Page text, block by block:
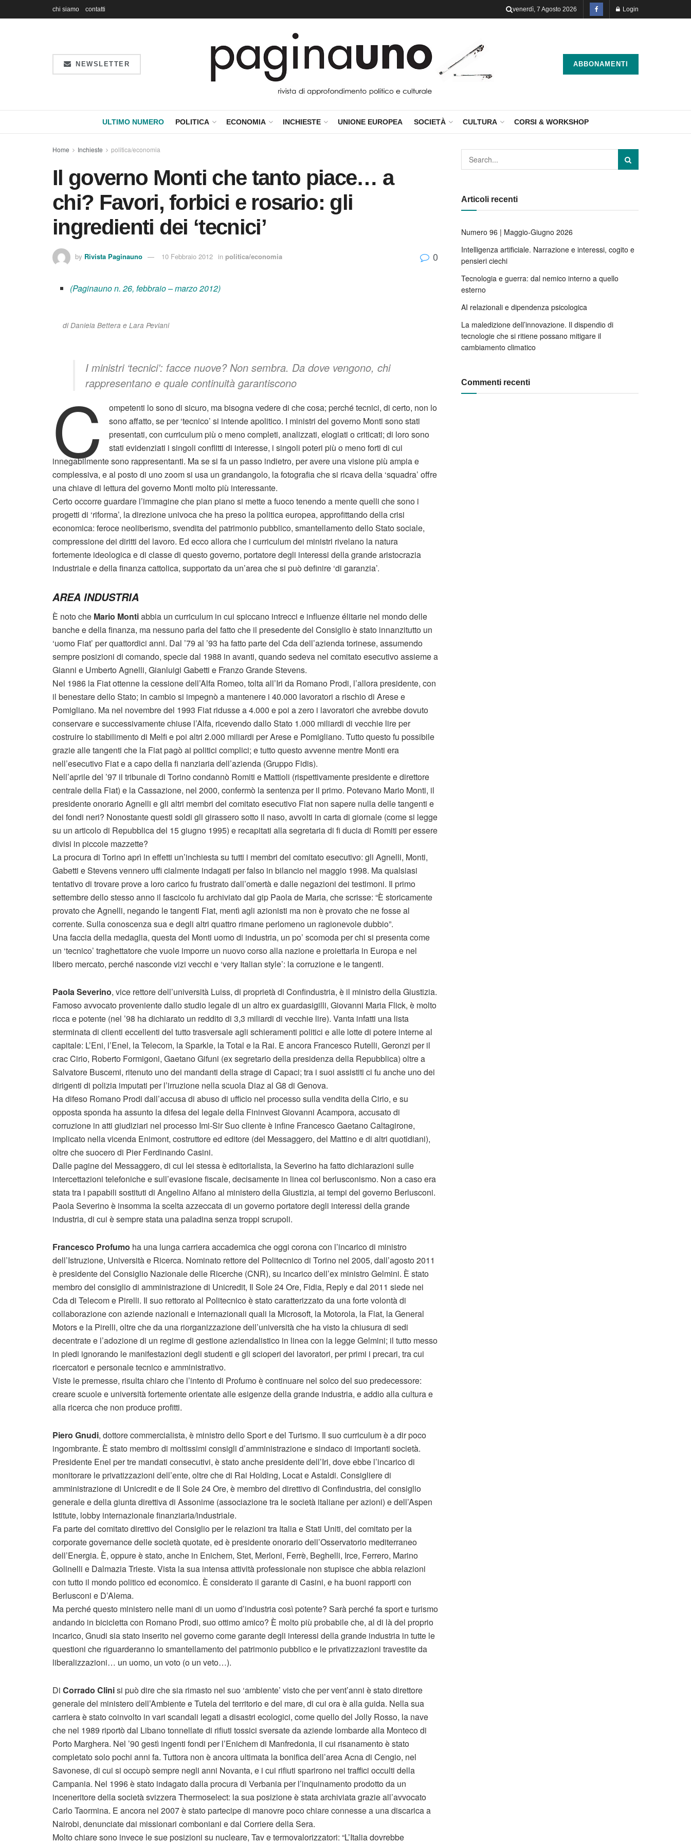
chi siamo contatti venerdì, 7 Agosto 2026 Login
NEWSLETTER ABBONAMENTI
ULTIMO NUMERO POLITICA ECONOMIA INCHIESTE UNIONE EUROPEA SOCIETÀ CULTURA CORSI & WORKSHOP
Home Inchieste politica/economia
Il governo Monti che tanto piace… a
chi? Favori, forbici e rosario: gli
ingredienti dei ‘tecnici’
by Rivista Paginauno 10 Febbraio 2012 in politica/economia 0
(Paginauno n. 26, febbraio – marzo 2012)
di Daniela Bettera e Lara Peviani
I ministri ‘tecnici’: facce nuove? Non sembra. Da dove vengono, chi
rappresentano e quale continuità garantiscono
C
ompetenti lo sono di sicuro, ma bisogna vedere di che cosa; perché tecnici, di certo, non lo
sono affatto, se per ‘tecnico’ si intende apolitico. I ministri del governo Monti sono stati
presentati, con curriculum più o meno completi, analizzati, elogiati o criticati; di loro sono
stati evidenziati i singoli conflitti di interesse, i singoli poteri più o meno forti di cui
innegabilmente sono rappresentanti. Ma se si fa un passo indietro, per avere una visione più ampia e
complessiva, e al posto di uno zoom si usa un grandangolo, la fotografia che si ricava della ‘squadra’ offre
una chiave di lettura del governo Monti molto più interessante.
Certo occorre guardare l’immagine che pian piano si mette a fuoco tenendo a mente quelli che sono i
progetti di ‘riforma’, la direzione univoca che ha preso la politica europea, approfittando della crisi
economica: feroce neoliberismo, svendita del patrimonio pubblico, smantellamento dello Stato sociale,
compressione dei diritti del lavoro. Ed ecco allora che i curriculum dei ministri rivelano la natura
fortemente ideologica e di classe di questo governo, portatore degli interessi della grande aristocrazia
industriale e della finanza cattolica, supportato da un’area che si può definire ‘di garanzia’.
AREA INDUSTRIA
È noto che Mario Montiabbia un curriculum in cui spiccano intrecci e influenze élitarie nel mondo delle
banche e della finanza, ma nessuno parla del fatto che il presedente del Consiglio è stato innanzitutto un
‘uomo Fiat’ per quattordici anni. Dal ’79 al ’93 ha fatto parte del Cda dell’azienda torinese, assumendo
sempre posizioni di comando, specie dal 1988 in avanti, quando sedeva nel comitato esecutivo assieme a
Gianni e Umberto Agnelli, Gianluigi Gabetti e Franzo Grande Stevens.
Nel 1986 la Fiat ottenne la cessione dell’Alfa Romeo, tolta all’Iri da Romano Prodi, l’allora presidente, con
il benestare dello Stato; in cambio si impegnò a mantenere i 40.000 lavoratori a rischio di Arese e
Pomigliano. Ma nel novembre del 1993 Fiat ridusse a 4.000 e poi a zero i lavoratori che avrebbe dovuto
conservare e successivamente chiuse l’Alfa, ricevendo dallo Stato 1.000 miliardi di vecchie lire per
costruire lo stabilimento di Melfi e poi altri 2.000 miliardi per Arese e Pomigliano. Tutto questo fu possibile
grazie alle tangenti che la Fiat pagò ai politici complici; e tutto questo avvenne mentre Monti era
nell’esecutivo Fiat e a capo della fi nanziaria dell’azienda (Gruppo Fidis).
Nell’aprile del ’97 il tribunale di Torino condannò Romiti e Mattioli (rispettivamente presidente e direttore
centrale della Fiat) e la Cassazione, nel 2000, confermò la sentenza per il primo. Potevano Mario Monti, il
presidente onorario Agnelli e gli altri membri del comitato esecutivo Fiat non sapere nulla delle tangenti e
dei fondi neri? Nonostante questi soldi gli girassero sotto il naso, avvolti in carta di giornale (come si legge
su un articolo di Repubblica del 15 giugno 1995) e recapitati alla segretaria di fi ducia di Romiti per essere
divisi in piccole mazzette?
La procura di Torino aprì in effetti un’inchiesta su tutti i membri del comitato esecutivo: gli Agnelli, Monti,
Gabetti e Stevens vennero uffi cialmente indagati per falso in bilancio nel maggio 1998. Ma qualsiasi
tentativo di trovare prove a loro carico fu frustrato dall’omertà e dalle negazioni dei testimoni. Il primo
settembre dello stesso anno il fascicolo fu archiviato dal gip Paola de Maria, che scrisse: “È storicamente
provato che Agnelli, negando le tangenti Fiat, mentì agli azionisti ma non è provato che ne fosse al
corrente. Sulla conoscenza sua e degli altri quattro rimane perlomeno un ragionevole dubbio”.
Una faccia della medaglia, questa del Monti uomo di industria, un po’ scomoda per chi si presenta come
un ‘tecnico’ traghettatore che vuole imporre un nuovo corso alla nazione e proiettarla in Europa e nel
libero mercato, perché nasconde vizi vecchi e ‘very Italian style’: la corruzione e le tangenti.
Paola Severino, vice rettore dell’università Luiss, di proprietà di Confindustria, è il ministro della Giustizia.
Famoso avvocato proveniente dallo studio legale di un altro ex guardasigilli, Giovanni Maria Flick, è molto
ricca e potente (nel ’98 ha dichiarato un reddito di 3,3 miliardi di vecchie lire). Vanta infatti una lista
sterminata di clienti eccellenti del tutto trasversale agli schieramenti politici e alle lotte di potere interne al
capitale: L’Eni, l’Enel, la Telecom, la Sparkle, la Total e la Rai. E ancora Francesco Rutelli, Geronzi per il
crac Cirio, Roberto Formigoni, Gaetano Gifuni (ex segretario della presidenza della Repubblica) oltre a
Salvatore Buscemi, ritenuto uno dei mandanti della strage di Capaci; tra i suoi assistiti ci fu anche uno dei
dirigenti di polizia imputati per l’irruzione nella scuola Diaz al G8 di Genova.
Ha difeso Romano Prodi dall’accusa di abuso di ufficio nel processo sulla vendita della Cirio, e su
opposta sponda ha assunto la difesa del legale della Fininvest Giovanni Acampora, accusato di
corruzione in atti giudiziari nel processo Imi-Sir Suo cliente è infine Francesco Gaetano Caltagirone,
implicato nella vicenda Enimont, costruttore ed editore (del Messaggero, del Mattino e di altri quotidiani),
oltre che suocero di Pier Ferdinando Casini.
Dalle pagine del Messaggero, di cui lei stessa è editorialista, la Severino ha fatto dichiarazioni sulle
intercettazioni telefoniche e sull’evasione fiscale, decisamente in linea col berlusconismo. Non a caso era
stata tra i papabili sostituti di Angelino Alfano al ministero della Giustizia, ai tempi del governo Berlusconi.
Paola Severino è insomma la scelta azzeccata di un governo portatore degli interessi della grande
industria, di cui è sempre stata una paladina senza troppi scrupoli.
Francesco Profumo ha una lunga carriera accademica che oggi corona con l’incarico di ministro
dell’Istruzione, Università e Ricerca. Nominato rettore del Politecnico di Torino nel 2005, dall’agosto 2011
è presidente del Consiglio Nazionale delle Ricerche (CNR), su incarico dell’ex ministro Gelmini. È stato
membro del consiglio di amministrazione di Unicredit, Il Sole 24 Ore, Fidia, Reply e dal 2011 siede nei
Cda di Telecom e Pirelli. Il suo rettorato al Politecnico è stato caratterizzato da una forte volontà di
collaborazione con aziende nazionali e internazionali quali la Microsoft, la Motorola, la Fiat, la General
Motors e la Pirelli, oltre che da una riorganizzazione dell’università che ha visto la chiusura di sedi
decentrate e l’adozione di un regime di gestione aziendalistico in linea con la legge Gelmini; il tutto messo
in piedi ignorando le manifestazioni degli studenti e gli scioperi dei lavoratori, per primi i precari, tra cui
ricercatori e personale tecnico e amministrativo.
Viste le premesse, risulta chiaro che l’intento di Profumo è continuare nel solco del suo predecessore:
creare scuole e università fortemente orientate alle esigenze della grande industria, e addio alla cultura e
alla ricerca che non produce profitti.
Piero Gnudi, dottore commercialista, è ministro dello Sport e del Turismo. Il suo curriculum è a dir poco
ingombrante. È stato membro di moltissimi consigli d’amministrazione e sindaco di importanti società.
Presidente Enel per tre mandati consecutivi, è stato anche presidente dell’Iri, dove ebbe l’incarico di
monitorare le privatizzazioni dell’ente, oltre che di Rai Holding, Locat e Astaldi. Consigliere di
amministrazione di Unicredit e de Il Sole 24 Ore, è membro del direttivo di Confindustria, del consiglio
generale e della giunta direttiva di Assonime (associazione tra le società italiane per azioni) e dell’Aspen
Istitute, lobby internazionale finanziaria/industriale.
Fa parte del comitato direttivo del Consiglio per le relazioni tra Italia e Stati Uniti, del comitato per la
corporate governance delle società quotate, ed è presidente onorario dell’Osservatorio mediterraneo
dell’Energia. È, oppure è stato, anche in Enichem, Stet, Merloni, Ferrè, Beghelli, Irce, Ferrero, Marino
Golinelli e Dalmazia Trieste. Vista la sua intensa attività professionale non stupisce che abbia relazioni
con tutto il mondo politico ed economico. È considerato il garante di Casini, e ha buoni rapporti con
Berlusconi e D’Alema.
Ma perché questo ministero nelle mani di un uomo d’industria così potente? Sarà perché fa sport e turismo
andando in bicicletta con Romano Prodi, suo ottimo amico? È molto più probabile che, al di là del proprio
incarico, Gnudi sia stato inserito nel governo come garante degli interessi della grande industria in tutte le
questioni che riguarderanno lo smantellamento del patrimonio pubblico e le privatizzazioni travestite da
liberalizzazioni… un uomo, un voto (o un veto…).
Di Corrado Clinisi può dire che sia rimasto nel suo ‘ambiente’ visto che per vent’anni è stato direttore
generale del ministero dell’Ambiente e Tutela del territorio e del mare, di cui ora è alla guida. Nella sua
carriera è stato coinvolto in vari scandali legati a disastri ecologici, come quello del Jolly Rosso, la nave
che nel 1989 riportò dal Libano tonnellate di rifiuti tossici sversate da aziende lombarde alla Monteco di
Porto Marghera. Nel ’90 gestì ingenti fondi per l’Enichem di Manfredonia, il cui risanamento è stato
completato solo pochi anni fa. Tuttora non è ancora ultimata la bonifica dell’area Acna di Cengio, nel
Savonese, di cui si occupò sempre negli anni Novanta, e i cui rifiuti sparirono nei traffici occulti della
Campania. Nel 1996 è stato indagato dalla procura di Verbania per l’inquinamento prodotto da un
inceneritore della società svizzera Thermoselect: la sua posizione è stata archiviata grazie all’avvocato
Carlo Taormina. E ancora nel 2007 è stato partecipe di manovre poco chiare connesse a una discarica a
Nairobi, denunciate dai missionari comboniani e dal Corriere della Sera.
Molto chiare sono invece le sue posizioni su nucleare, Tav e termovalorizzatori: “L’Italia dovrebbe
Articoli recenti
Numero 96 | Maggio-Giugno 2026
Intelligenza artificiale. Narrazione e interessi, cogito e
pensieri ciechi
Tecnologia e guerra: dal nemico interno a quello
esterno
AI relazionali e dipendenza psicologica
La maledizione dell’innovazione. Il dispendio di
tecnologie che si ritiene possano mitigare il
cambiamento climatico
Commenti recenti